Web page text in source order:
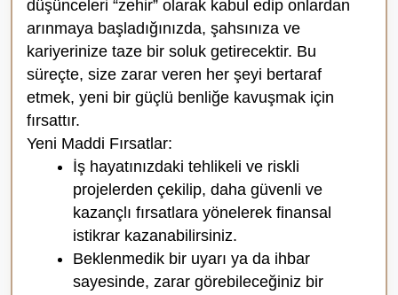
düşünceleri “zehir” olarak kabul edip onlardan
arınmaya başladığınızda, şahsınıza ve
kariyerinize taze bir soluk getirecektir. Bu
süreçte, size zarar veren her şeyi bertaraf
etmek, yeni bir güçlü benliğe kavuşmak için
fırsattır.
Yeni Maddi Fırsatlar:
İş hayatınızdaki tehlikeli ve riskli
projelerden çekilip, daha güvenli ve
kazançlı fırsatlara yönelerek finansal
istikrar kazanabilirsiniz.
Beklenmedik bir uyarı ya da ihbar
sayesinde, zarar görebileceğiniz bir